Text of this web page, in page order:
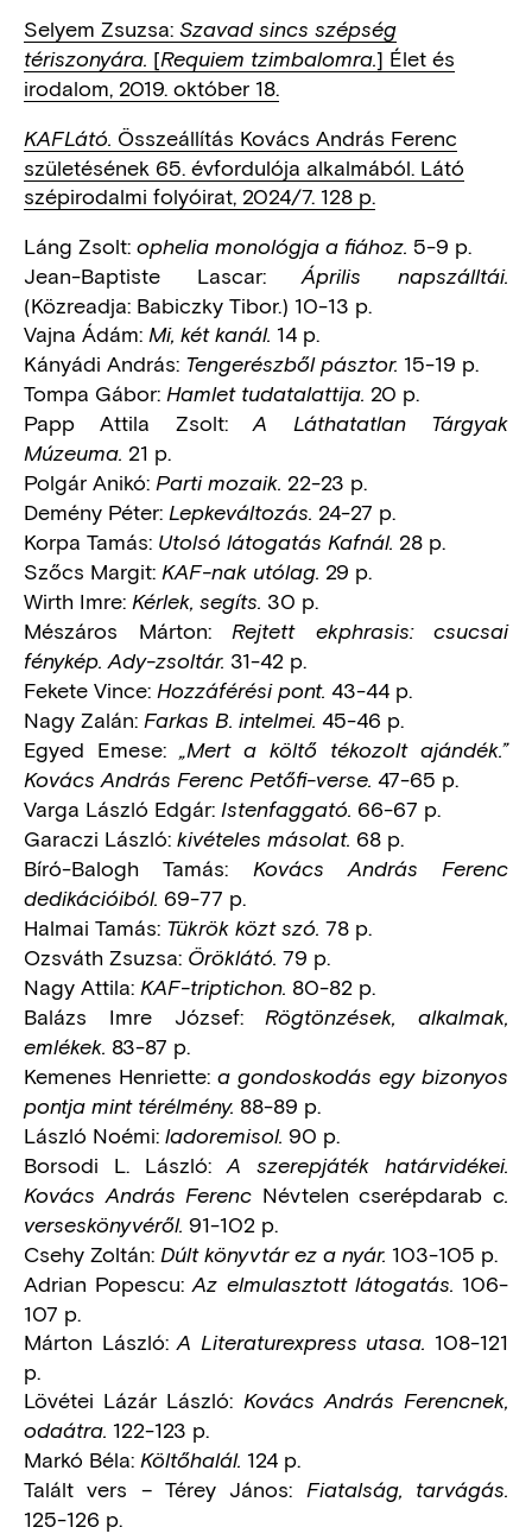
Selyem Zsuzsa: Szavad sincs szépség
tériszonyára. [Requiem tzimbalomra.] Élet és
irodalom, 2019. október 18.
KAFLátó. Összeállítás Kovács András Ferenc
születésének 65. évfordulója alkalmából. Látó
szépirodalmi folyóirat, 2024/7. 128 p.
Láng Zsolt: ophelia monológja a fiához. 5-9 p.
Jean-Baptiste Lascar:Április napszálltái.
(Közreadja: Babiczky Tibor.) 10-13 p.
Vajna Ádám: Mi, két kanál. 14 p.
Kányádi András: Tengerészből pásztor. 15-19 p.
Tompa Gábor: Hamlet tudatalattija. 20 p.
Papp Attila Zsolt:A Láthatatlan Tárgyak
Múzeuma. 21 p.
Polgár Anikó: Parti mozaik. 22-23 p.
Demény Péter: Lepkeváltozás. 24-27 p.
Korpa Tamás: Utolsó látogatás Kafnál. 28 p.
Szőcs Margit: KAF-nak utólag. 29 p.
Wirth Imre: Kérlek, segíts. 30 p.
Mészáros Márton: Rejtett ekphrasis: csucsai
fénykép. Ady-zsoltár. 31-42 p.
Fekete Vince: Hozzáférési pont. 43-44 p.
Nagy Zalán: Farkas B. intelmei. 45-46 p.
Egyed Emese: „Mert a költő tékozolt ajándék.”
Kovács András Ferenc Petőfi-verse. 47-65 p.
Varga László Edgár: Istenfaggató. 66-67 p.
Garaczi László: kivételes másolat. 68 p.
Bíró-Balogh Tamás: Kovács András Ferenc
dedikációiból. 69-77 p.
Halmai Tamás: Tükrök közt szó. 78 p.
Ozsváth Zsuzsa: Öröklátó. 79 p.
Nagy Attila: KAF-triptichon. 80-82 p.
Balázs Imre József: Rögtönzések, alkalmak,
emlékek. 83-87 p.
Kemenes Henriette: a gondoskodás egy bizonyos
pontja mint térélmény. 88-89 p.
László Noémi: ladoremisol. 90 p.
Borsodi L. László: A szerepjáték határvidékei.
Kovács András Ferenc Névtelen cserépdarab c.
verseskönyvéről. 91-102 p.
Csehy Zoltán: Dúlt könyvtár ez a nyár. 103-105 p.
Adrian Popescu:Az elmulasztott látogatás. 106-
107 p.
Márton László:A Literaturexpress utasa. 108-121
p.
Lövétei Lázár László: Kovács András Ferencnek,
odaátra. 122-123 p.
Markó Béla: Költőhalál. 124 p.
Talált vers – Térey János: Fiatalság, tarvágás.
125-126 p.